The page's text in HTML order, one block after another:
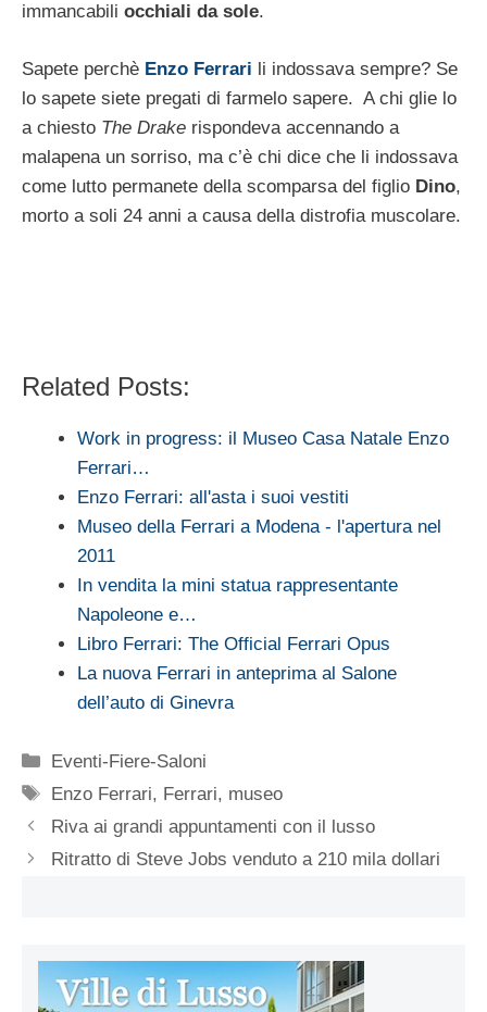
immancabili occhiali da sole.
Sapete perchè Enzo Ferrari li indossava sempre? Se
lo sapete siete pregati di farmelo sapere. A chi glie lo
a chiesto The Drake rispondeva accennando a
malapena un sorriso, ma c’è chi dice che li indossava
come lutto permanete della scomparsa del figlio Dino,
morto a soli 24 anni a causa della distrofia muscolare.
Related Posts:
Work in progress: il Museo Casa Natale Enzo
Ferrari…
Enzo Ferrari: all'asta i suoi vestiti
Museo della Ferrari a Modena - l'apertura nel
2011
In vendita la mini statua rappresentante
Napoleone e…
Libro Ferrari: The Official Ferrari Opus
La nuova Ferrari in anteprima al Salone
dell’auto di Ginevra
Categorie
Eventi-Fiere-Saloni
Tag
Enzo Ferrari, Ferrari, museo
Riva ai grandi appuntamenti con il lusso
Ritratto di Steve Jobs venduto a 210 mila dollari